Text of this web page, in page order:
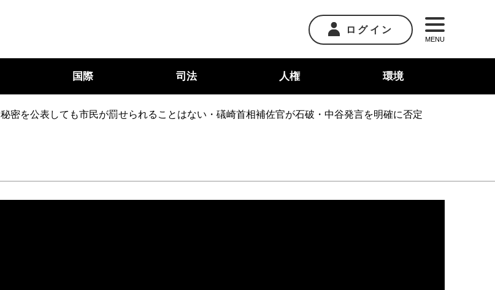
ログイン
MENU
国際 司法 人権 環境
秘密を公表しても市民が罰せられることはない・礒崎首相補佐官が石破・中谷発言を明確に否定